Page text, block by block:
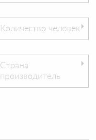
Количество человек
Страна
производитель